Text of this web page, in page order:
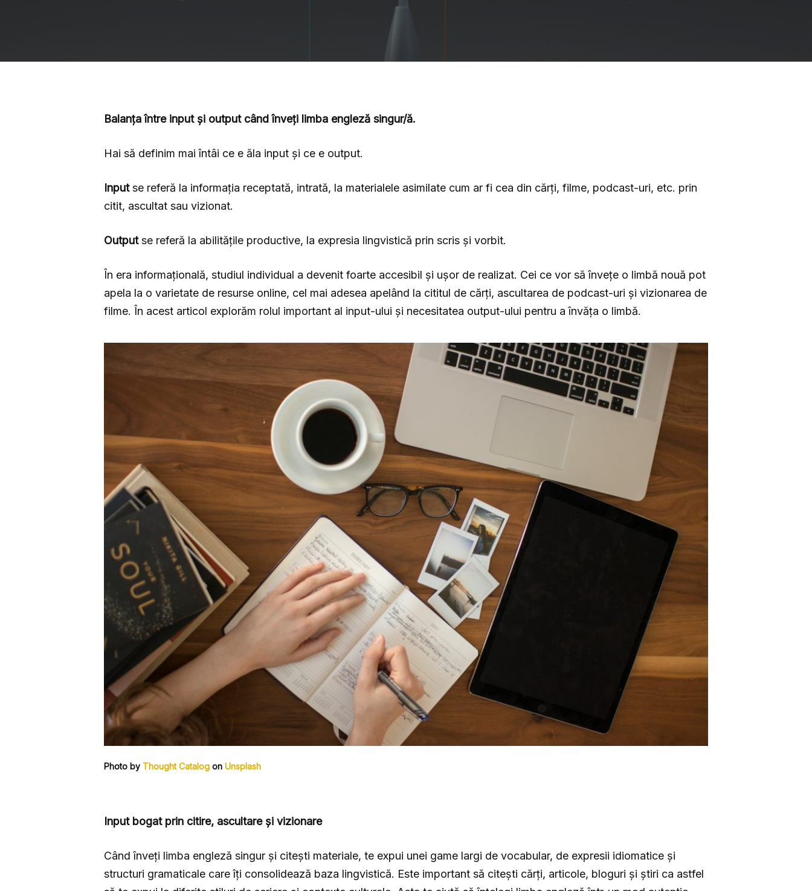
Balanța între input și output când înveți limba engleză singur/ă.
Hai să definim mai întâi ce e ăla input și ce e output.
Inputse referă la informația receptată, intrată, la materialele asimilate cum ar fi cea din cărți, filme, podcast-uri, etc. prin
citit, ascultat sau vizionat.
Outputse referă la abilitățile productive, la expresia lingvistică prin scris și vorbit.
În era informațională, studiul individual a devenit foarte accesibil și ușor de realizat. Cei ce vor să învețe o limbă nouă pot
apela la o varietate de resurse online, cel mai adesea apelând la cititul de cărți, ascultarea de podcast-uri și vizionarea de
filme. În acest articol explorăm rolul important al input-ului și necesitatea output-ului pentru a învăța o limbă.
Photo by Thought Catalog onUnsplash
Input bogat prin citire, ascultare și vizionare
Când înveți limba engleză singur și citești materiale, te expui unei game largi de vocabular, de expresii idiomatice și
structuri gramaticale care îți consolidează baza lingvistică. Este important să citești cărți, articole, bloguri și știri ca astfel